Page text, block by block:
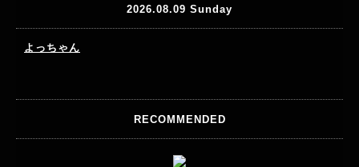
2026.08.09 Sunday
よっちゃん
RECOMMENDED